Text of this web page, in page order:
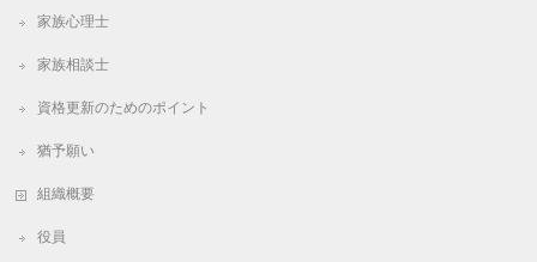
家族心理士
家族相談士
資格更新のためのポイント
猶予願い
組織概要
役員